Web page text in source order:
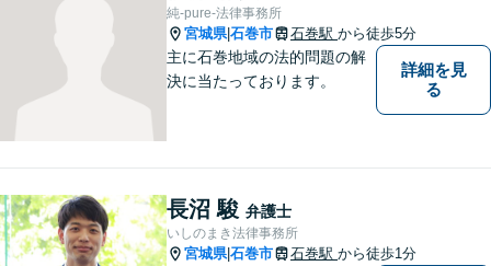
純-pure-法律事務所
宮城県|石巻市 石巻駅 から徒歩5分
主に石巻地域の法的問題の解
決に当たっております。
詳細を見
る
長沼 駿 弁護士
いしのまき法律事務所
宮城県|石巻市 石巻駅 から徒歩1分